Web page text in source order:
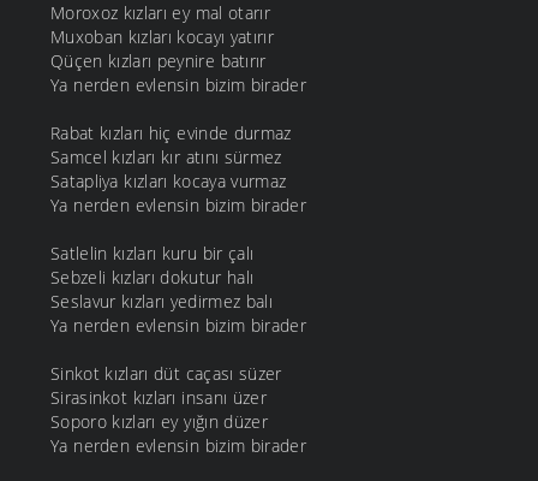
Moroxoz kızları ey mal otarır
Muxoban kızları kocayı yatırır
Qüçen kızları peynire batırır
Ya nerden evlensin bizim birader
Rabat kızları hiç evinde durmaz
Samcel kızları kır atını sürmez
Satapliya kızları kocaya vurmaz
Ya nerden evlensin bizim birader
Satlelin kızları kuru bir çalı
Sebzeli kızları dokutur halı
Seslavur kızları yedirmez balı
Ya nerden evlensin bizim birader
Sinkot kızları düt caçası süzer
Sirasinkot kızları insanı üzer
Soporo kızları ey yığın düzer
Ya nerden evlensin bizim birader